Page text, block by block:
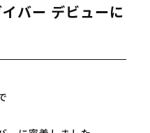
バー デビューに